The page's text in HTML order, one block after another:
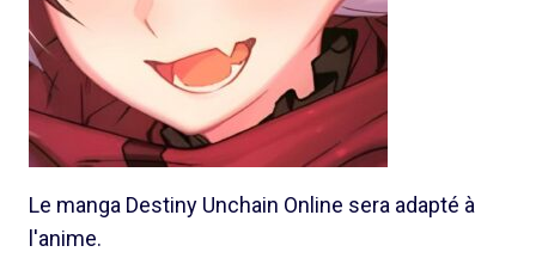
Le manga Destiny Unchain Online sera adapté à
l'anime.